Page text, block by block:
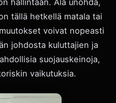
hallintaan. Älä unohda,
tällä hetkellä matala tai
voivat nopeasti
johdosta kuluttajien ja
suojauskeinoja,
vaikutuksia.